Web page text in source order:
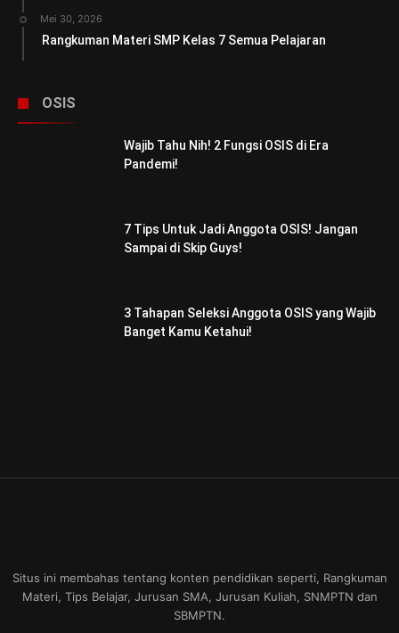
Mei 30, 2026
Rangkuman Materi SMP Kelas 7 Semua Pelajaran
OSIS
Wajib Tahu Nih! 2 Fungsi OSIS di Era
Pandemi!
7 Tips Untuk Jadi Anggota OSIS! Jangan
Sampai di Skip Guys!
3 Tahapan Seleksi Anggota OSIS yang Wajib
Banget Kamu Ketahui!
Situs ini membahas tentang konten pendidikan seperti, Rangkuman
Materi, Tips Belajar, Jurusan SMA, Jurusan Kuliah, SNMPTN dan
SBMPTN.